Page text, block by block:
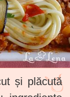
și plăcută